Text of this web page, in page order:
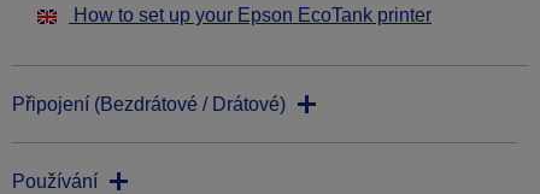
How to set up your Epson EcoTank printer
Připojení (Bezdrátové / Drátové)
Používání